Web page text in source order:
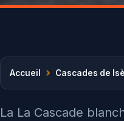
Accueil › Cascades de
La La Cascade